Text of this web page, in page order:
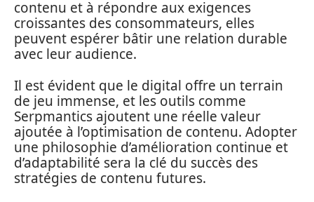
contenu et à répondre aux exigences
croissantes des consommateurs, elles
peuvent espérer bâtir une relation durable
avec leur audience.
Il est évident que le digital offre un terrain
de jeu immense, et les outils comme
Serpmantics ajoutent une réelle valeur
ajoutée à l’optimisation de contenu. Adopter
une philosophie d’amélioration continue et
d’adaptabilité sera la clé du succès des
stratégies de contenu futures.